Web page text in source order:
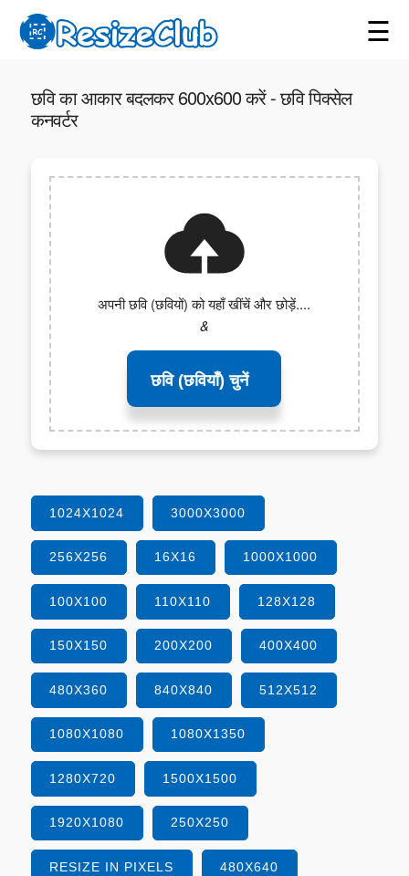
☰
छवि का आकार बदलकर 600x600 करें - छवि पिक्सेल
कनवर्टर
अपनी छवि (छवियों) को यहाँ खींचें और छोड़ें....
&
छवि (छवियाँ) चुनें
1024X1024 3000X3000
256X256 16X16 1000X1000
100X100 110X110 128X128
150X150 200X200 400X400
480X360 840X840 512X512
1080X1080 1080X1350
1280X720 1500X1500
1920X1080 250X250
RESIZE IN PIXELS 480X640